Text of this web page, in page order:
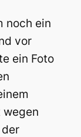
noch ein
vor
ein Foto
wegen